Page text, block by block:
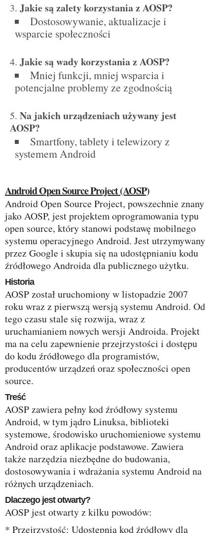
Jakie są zalety korzystania z AOSP?
Dostosowywanie, aktualizacje i
wsparcie społeczności
Jakie są wady korzystania z AOSP?
Mniej funkcji, mniej wsparcia i
potencjalne problemy ze zgodnością
Na jakich urządzeniach używany jest
AOSP?
Smartfony, tablety i telewizory z
systemem Android
Android Open Source Project (AOSP)
Android Open Source Project, powszechnie znany
jako AOSP, jest projektem oprogramowania typu
open source, który stanowi podstawę mobilnego
systemu operacyjnego Android. Jest utrzymywany
przez Google i skupia się na udostępnianiu kodu
źródłowego Androida dla publicznego użytku.
Historia
AOSP został uruchomiony w listopadzie 2007
roku wraz z pierwszą wersją systemu Android. Od
tego czasu stale się rozwija, wraz z
uruchamianiem nowych wersji Androida. Projekt
ma na celu zapewnienie przejrzystości i dostępu
do kodu źródłowego dla programistów,
producentów urządzeń oraz społeczności open
source.
Treść
AOSP zawiera pełny kod źródłowy systemu
Android, w tym jądro Linuksa, biblioteki
systemowe, środowisko uruchomieniowe systemu
Android oraz aplikacje podstawowe. Zawiera
także narzędzia niezbędne do budowania,
dostosowywania i wdrażania systemu Android na
różnych urządzeniach.
Dlaczego jest otwarty?
AOSP jest otwarty z kilku powodów:
* Przejrzystość: Udostępnia kod źródłowy dla